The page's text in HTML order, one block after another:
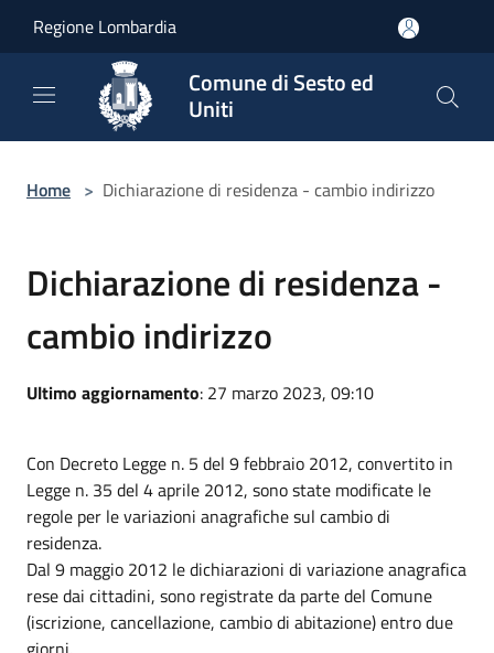
Regione Lombardia
Comune di Sesto ed
Uniti
Home > Dichiarazione di residenza - cambio indirizzo
Dichiarazione di residenza -
cambio indirizzo
Ultimo aggiornamento: 27 marzo 2023, 09:10
Con Decreto Legge n. 5 del 9 febbraio 2012, convertito in
Legge n. 35 del 4 aprile 2012, sono state modificate le
regole per le variazioni anagrafiche sul cambio di
residenza.
Dal 9 maggio 2012 le dichiarazioni di variazione anagrafica
rese dai cittadini, sono registrate da parte del Comune
(iscrizione, cancellazione, cambio di abitazione) entro due